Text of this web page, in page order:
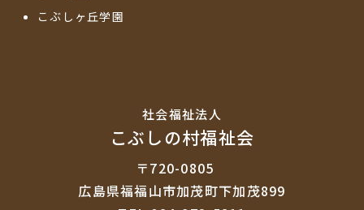
こぶしヶ丘学園
社会福祉法⼈
こぶしの村福祉会
〒720-0805
広島県福福山市加茂町下加茂899